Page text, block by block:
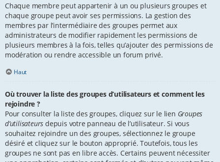
Chaque membre peut appartenir à un ou plusieurs groupes et
chaque groupe peut avoir ses permissions. La gestion des
membres par l’intermédiaire des groupes permet aux
administrateurs de modifier rapidement les permissions de
plusieurs membres à la fois, telles qu’ajouter des permissions de
modération ou rendre accessible un forum privé.
Haut
Où trouver la liste des groupes d’utilisateurs et comment les
rejoindre ?
Pour consulter la liste des groupes, cliquez sur le lien Groupes
d’utilisateurs depuis votre panneau de l’utilisateur. Si vous
souhaitez rejoindre un des groupes, sélectionnez le groupe
désiré et cliquez sur le bouton approprié. Toutefois, tous les
groupes ne sont pas en libre accès. Certains peuvent nécessiter